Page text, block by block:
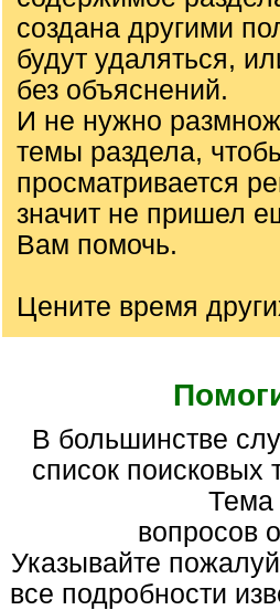
создана другими
будут удаляться,
без объяснений.
И не нужно
темы раздела,
просматривается
значит не пришел
Вам помочь.
Цените время
В большинстве случаев Вам сюда - (Алфавитный
список поисковых
Тема
вопросов
Указывайте
все подробности